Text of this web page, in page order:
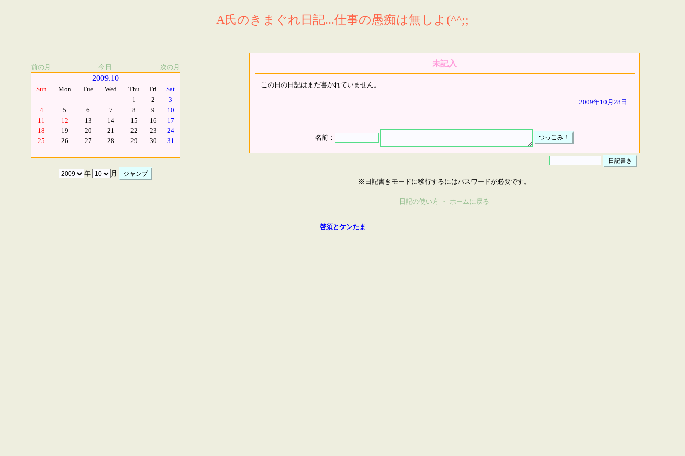
A氏のきまぐれ日記...仕事の愚痴は無しよ(^^;;
前の月 今日 次の月
2009.10
Sun Mon Tue Wed Thu Fri
Sat
1
2
3
4
5 6 7 8 9
10
11
12 13 14 15 16
17
18
19 20 21 22 23
24
25
26 27 28 29 30 31
年 月
未記入
この日の日記はまだ書かれていません。
2009年10月28日
名前：
※日記書きモードに移行するにはパスワードが必要です。
日記の使い方 ・ ホームに戻る
啓須とケンたま